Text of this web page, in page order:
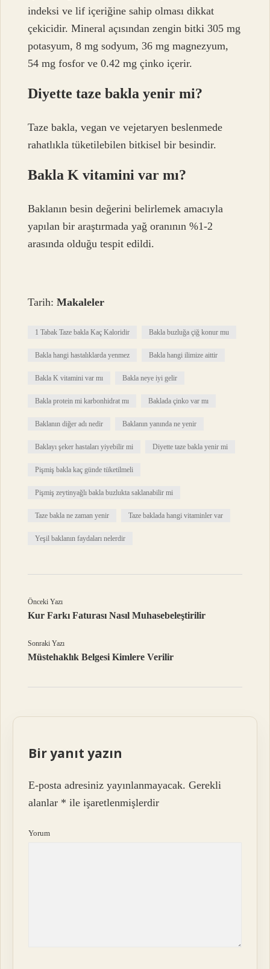
indeksi ve lif içeriğine sahip olması dikkat
çekicidir. Mineral açısından zengin bitki 305 mg
potasyum, 8 mg sodyum, 36 mg magnezyum,
54 mg fosfor ve 0.42 mg çinko içerir.
Diyette taze bakla yenir mi?
Taze bakla, vegan ve vejetaryen beslenmede
rahatlıkla tüketilebilen bitkisel bir besindir.
Bakla K vitamini var mı?
Baklanın besin değerini belirlemek amacıyla
yapılan bir araştırmada yağ oranının %1-2
arasında olduğu tespit edildi.
Tarih:Makaleler
1 Tabak Taze bakla Kaç Kaloridir Bakla buzluğa çiğ konur mu
Bakla hangi hastalıklarda yenmez Bakla hangi ilimize aittir
Bakla K vitamini var mı Bakla neye iyi gelir
Bakla protein mi karbonhidrat mı Baklada çinko var mı
Baklanın diğer adı nedir Baklanın yanında ne yenir
Baklayı şeker hastaları yiyebilir mi Diyette taze bakla yenir mi
Pişmiş bakla kaç günde tüketilmeli
Pişmiş zeytinyağlı bakla buzlukta saklanabilir mi
Taze bakla ne zaman yenir Taze baklada hangi vitaminler var
Yeşil baklanın faydaları nelerdir
Önceki Yazı
Kur Farkı Faturası Nasıl Muhasebeleştirilir
Sonraki Yazı
Müstehaklık Belgesi Kimlere Verilir
Bir yanıt yazın
E-posta adresiniz yayınlanmayacak. Gerekli
alanlar * ile işaretlenmişlerdir
Yorum